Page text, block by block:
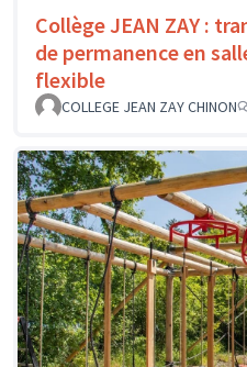
Collège JEAN ZAY :
de permanence en
flexible
COLLEGE JEAN ZAY CHINON